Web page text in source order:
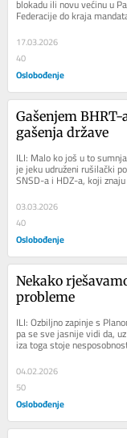
blokadu ili novu većinu u
Federacije do kraja
smjene Dragana Miokovića,
zabluda...
17.03.2026
40
Oslobođenje
Gašenjem BHRT-
gašenja države
ILI: Malo ko još u to
je jeku udruženi rušilački
SNSD-a i HDZ-a, koji
ubijanje Javnog RTV servisa
presudan...
03.03.2026
40
Oslobođenje
Nekako
probleme
ILI: Ozbiljno zapinje s
pa se sve jasnije vidi da,
iza toga stoje
neznanje i sklonost
04.02.2026
50
Oslobođenje